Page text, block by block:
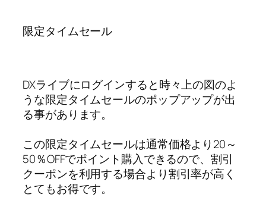
限定タイムセール
DXライブにログインすると時々上の図のよ
うな限定タイムセールのポップアップが出
る事があります。
この限定タイムセールは通常価格より20～
50％OFFでポイント購入できるので、割引
クーポンを利用する場合より割引率が高く
とてもお得です。